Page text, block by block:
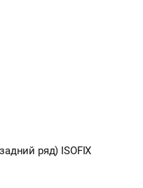
ряд) ISOFIX